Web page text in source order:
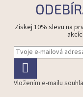
Získej 10% slevu na
Vložením e-mailu